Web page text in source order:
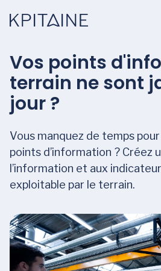
Vos points
terrain ne sont
jour ?
Vous manquez de temps
points d’information ? Créez
l’information et aux
exploitable par le terrain.